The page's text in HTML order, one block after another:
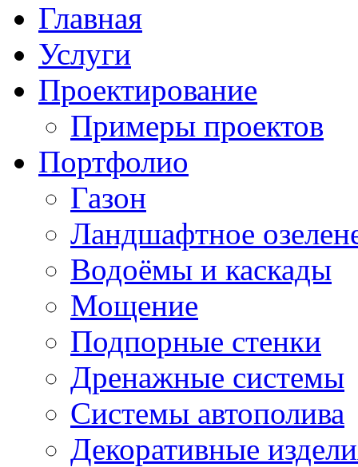
Главная
Услуги
Проектирование
Примеры проектов
Портфолио
Газон
Ландшафтное
Водоёмы и каскады
Мощение
Подпорные стенки
Дренажные системы
Системы автополива
Декоративные